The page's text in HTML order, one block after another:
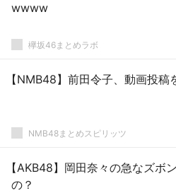
wwww
欅坂46まとめラボ
【NMB48】前田令子、動画投稿
NMB48まとめスピリッツ
【AKB48】岡田奈々の急なズボ
の？